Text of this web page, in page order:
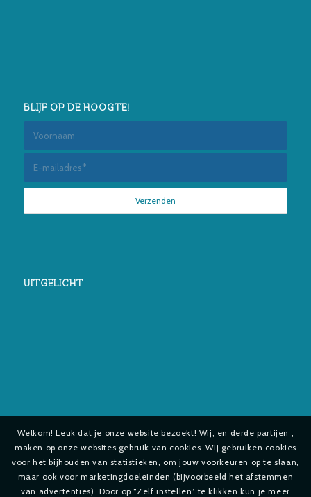
BLIJF OP DE HOOGTE!
UITGELICHT
Welkom! Leuk dat je onze website bezoekt! Wij, en derde partijen ,
maken op onze websites gebruik van cookies. Wij gebruiken cookies
voor het bijhouden van statistieken, om jouw voorkeuren op te slaan,
maar ook voor marketingdoeleinden (bijvoorbeeld het afstemmen
van advertenties). Door op “Zelf instellen” te klikken kun je meer